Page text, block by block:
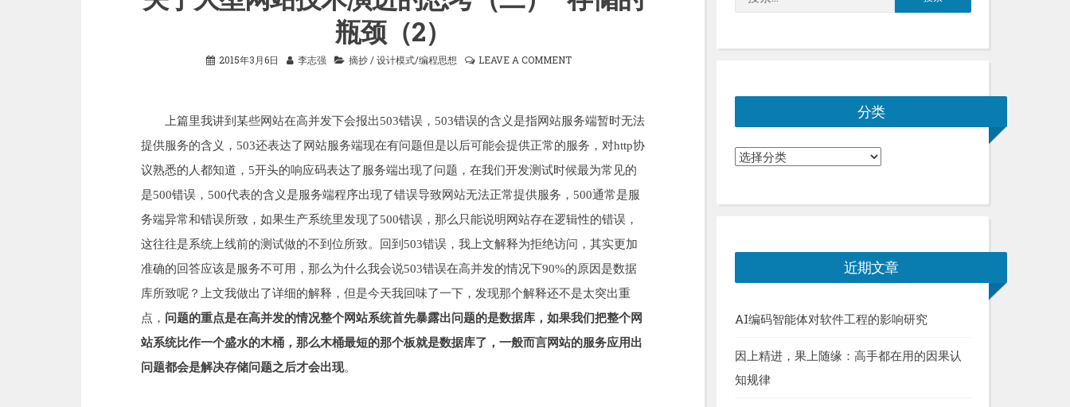
瓶颈（2）
2015年3月6日 李志强 摘抄 /设计模式/编程思想 LEAVE A COMMENT
上篇里我讲到某些网站在高并发下会报出503错误，503错误的含义是指网站服务端暂时无法
提供服务的含义，503还表达了网站服务端现在有问题但是以后可能会提供正常的服务，对http协
议熟悉的人都知道，5开头的响应码表达了服务端出现了问题，在我们开发测试时候最为常见的
是500错误，500代表的含义是服务端程序出现了错误导致网站无法正常提供服务，500通常是服
务端异常和错误所致，如果生产系统里发现了500错误，那么只能说明网站存在逻辑性的错误，
这往往是系统上线前的测试做的不到位所致。回到503错误，我上文解释为拒绝访问，其实更加
准确的回答应该是服务不可用，那么为什么我会说503错误在高并发的情况下90%的原因是数据
库所致呢？上文我做出了详细的解释，但是今天我回味了一下，发现那个解释还不是太突出重
点， 问题的重点是在高并发的情况整个网站系统首先暴露出问题的是数据库，如果我们把整个网
站系统比作一个盛水的木桶，那么木桶最短的那个板就是数据库了，一般而言网站的服务应用出
问题都会是解决存储问题之后才会出现。
索：
分类
分
近期文章
AI编码智能体对软件工程的影响研究
因上精进，果上随缘：高手都在用的因果认
知规律